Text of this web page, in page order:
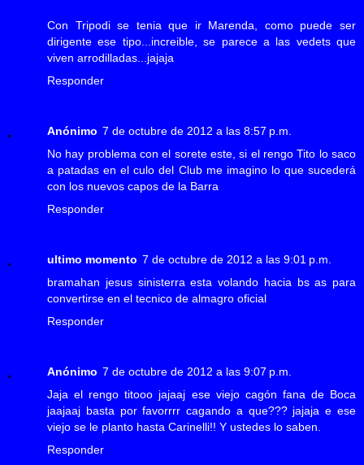
Con Tripodi se tenia que ir Marenda, como puede ser
dirigente ese tipo...increible, se parece a las vedets que
viven arrodilladas...jajaja
Responder
Anónimo 7 de octubre de 2012 a las 8:57 p.m.
No hay problema con el sorete este, si el rengo Tito lo saco
a patadas en el culo del Club me imagino lo que sucederá
con los nuevos capos de la Barra
Responder
ultimo momento 7 de octubre de 2012 a las 9:01 p.m.
bramahan jesus sinisterra esta volando hacia bs as para
convertirse en el tecnico de almagro oficial
Responder
Anónimo 7 de octubre de 2012 a las 9:07 p.m.
Jaja el rengo titooo jajaaj ese viejo cagón fana de Boca
jaajaaj basta por favorrrr cagando a que??? jajaja e ese
viejo se le planto hasta Carinelli!! Y ustedes lo saben.
Responder